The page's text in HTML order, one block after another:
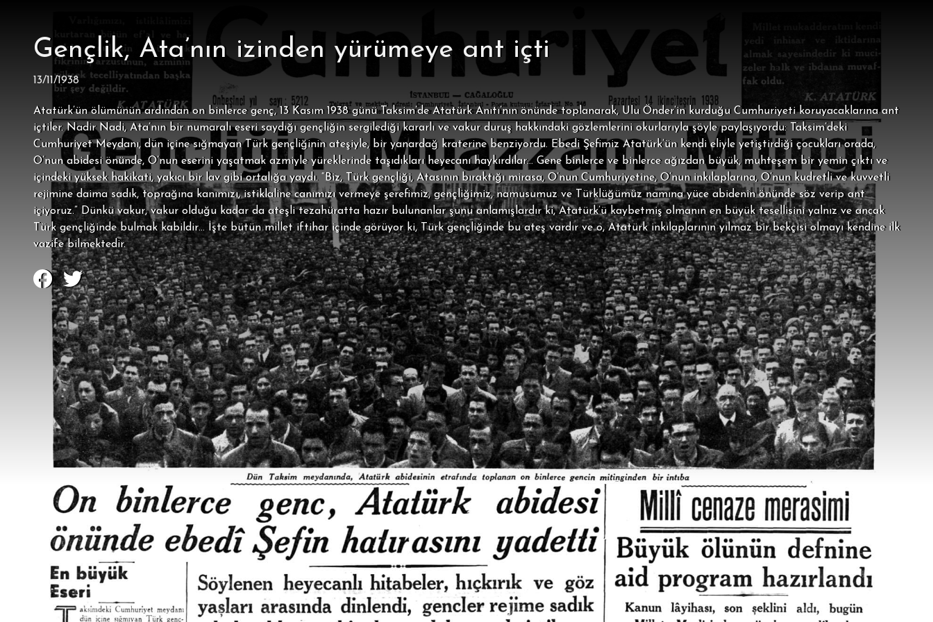
Gençlik, Ata’nın izinden yürümeye ant içti
13/11/1938
Atatürk’ün ölümünün ardından on binlerce genç, 13 Kasım 1938 günü Taksim’de Atatürk Anıtı’nın önünde toplanarak, Ulu Önder’in kurduğu Cumhuriyeti koruyacaklarına ant
içtiler. Nadir Nadi, Ata’nın bir numaralı eseri saydığı gençliğin sergilediği kararlı ve vakur duruş hakkındaki gözlemlerini okurlarıyla şöyle paylaşıyordu: Taksim’deki
Cumhuriyet Meydanı, dün içine sığmayan Türk gençliğinin ateşiyle, bir yanardağ kraterine benziyordu. Ebedi Şefimiz Atatürk’ün kendi eliyle yetiştirdiği çocukları orada,
O’nun abidesi önünde, O’nun eserini yaşatmak azmiyle yüreklerinde taşıdıkları heyecanı haykırdılar… Gene binlerce ve binlerce ağızdan büyük, muhteşem bir yemin çıktı ve
içindeki yüksek hakikati, yakıcı bir lav gibi ortalığa yaydı. “Biz, Türk gençliği, Atasının bıraktığı mirasa, O’nun Cumhuriyetine, O’nun inkılaplarına, O’nun kudretli ve kuvvetli
rejimine daima sadık, toprağına kanımızı, istiklaline canımızı vermeye şerefimiz, gençliğimiz, namusumuz ve Türklüğümüz namına yüce abidenin önünde söz verip ant
içiyoruz.” Dünkü vakur, vakur olduğu kadar da ateşli tezahüratta hazır bulunanlar şunu anlamışlardır ki, Atatürk’ü kaybetmiş olmanın en büyük tesellisini yalnız ve ancak
Türk gençliğinde bulmak kabildir… İşte bütün millet iftihar içinde görüyor ki, Türk gençliğinde bu ateş vardır ve o, Atatürk inkılaplarının yılmaz bir bekçisi olmayı kendine ilk
vazife bilmektedir.